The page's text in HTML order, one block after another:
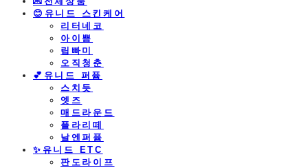
😊유니드 스킨케어
리터네코
아이쁨
립빠미
오직청춘
💕유니드 퍼퓸
스치듯
엣즈
매드라운드
플라리떼
날엔퍼퓸
​✨유니드 ETC
판도라이프